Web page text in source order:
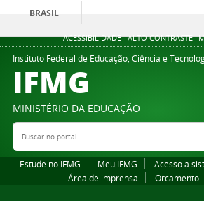
ACESSIBILIDADE ALTO CONTRASTE
BRASIL
Instituto Federal de Educação, Ciência e
IFMG
MINISTÉRIO DA EDUCAÇÃO
Buscar no portal
Estude no IFMG Meu IFMG Acesso a
Área de imprensa
Orcamento